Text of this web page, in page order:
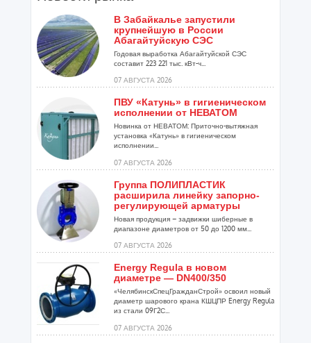
В Забайкалье запустили
крупнейшую в России
Абагайтуйскую СЭС
Годовая выработка Абагайтуйской СЭС
составит 223 221 тыс. кВт-ч...
07 АВГУСТА 2026
ПВУ «Катунь» в гигиеническом
исполнении от НЕВАТОМ
Новинка от НЕВАТОМ: Приточно-вытяжная
установка «Катунь» в гигиеническом
исполнении...
07 АВГУСТА 2026
Группа ПОЛИПЛАСТИК
расширила линейку запорно-
регулирующей арматуры
Новая продукция – задвижки шиберные в
диапазоне диаметров от 50 до 1200 мм...
07 АВГУСТА 2026
Energy Regula в новом
диаметре — DN400/350
«ЧелябинскСпецГражданСтрой» освоил новый
диаметр шарового крана КШЦПР Energy Regula
из стали 09Г2С...
07 АВГУСТА 2026